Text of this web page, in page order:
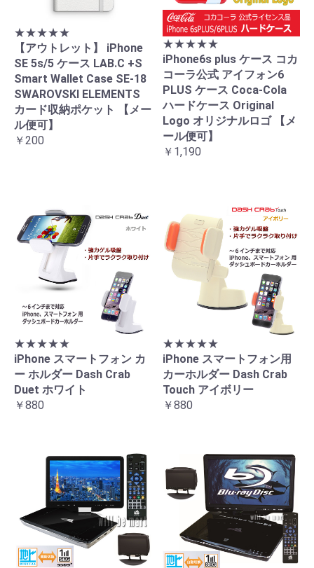
★★★★★
【アウトレット】 iPhone
SE 5s/5 ケース LAB.C +S
Smart Wallet Case SE-18
SWAROVSKI ELEMENTS
カード収納ポケット 【メー
ル便可】
￥200
★★★★★
iPhone6s plus ケース コカ
コーラ公式 アイフォン6
PLUS ケース Coca-Cola
ハードケース Original
Logo オリジナルロゴ 【メ
ール便可】
￥1,190
★★★★★
iPhone スマートフォン カ
ー ホルダー Dash Crab
Duet ホワイト
￥880
★★★★★
iPhone スマートフォン用
カーホルダー Dash Crab
Touch アイボリー
￥880